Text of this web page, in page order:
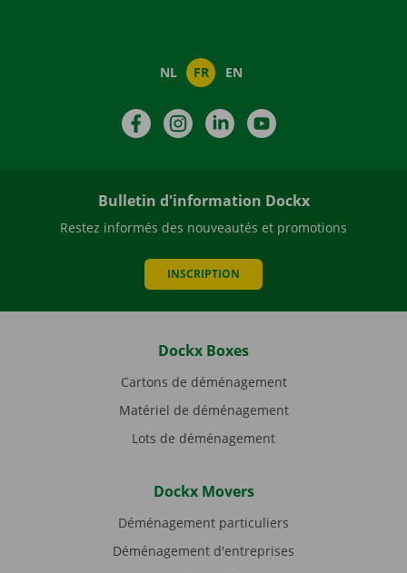
NL FR EN
FacebookInstagramLinkedIn
Bulletin d'information Dockx
Restez informés des nouveautés et promotions
INSCRIPTION
Dockx Boxes
Cartons de déménagement
Matériel de déménagement
Lots de déménagement
Dockx Movers
Déménagement particuliers
Déménagement d'entreprises